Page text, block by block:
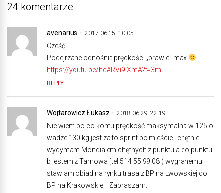
24 komentarze
avenarius 2017-06-15, 10:05
Cześć,
Podejrzane odnośnie prędkości „prawie” max
https://youtu.be/hcARVi9lXmA?t=3m
REPLY
Wojtarowicz Łukasz 2018-06-29, 22:19
Nie wiem po co komu prędkość maksymalna w 125 o
wadze 130 kg jest za to sprint po mieście i chętnie
wydymam Mondialem chętnych z punktu a do punktu
b jestem z Tarnowa (tel 514 55 99 08 ) wygranemu
stawiam obiad na rynku trasa z BP na Lwowskiej do
BP na Krakowskiej . Zapraszam.